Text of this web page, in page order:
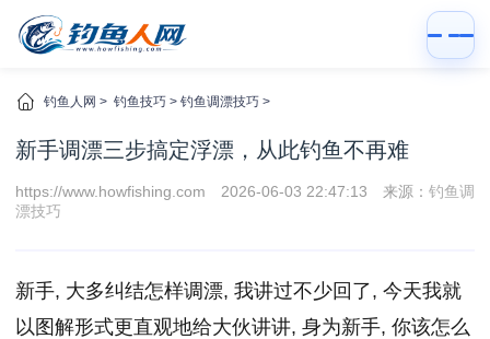
钓鱼人网 > 钓鱼技巧 > 钓鱼调漂技巧 >
新手调漂三步搞定浮漂，从此钓鱼不再难
https://www.howfishing.com 2026-06-03 22:47:13 来源： 钓鱼调
漂技巧
新手, 大多纠结怎样调漂, 我讲过不少回了, 今天我就
以图解形式更直观地给大伙讲讲, 身为新手, 你该怎么